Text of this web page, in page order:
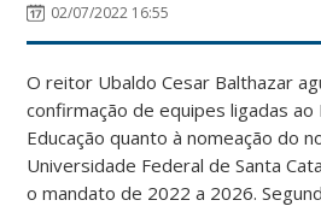
02/07/2022 16:55
O reitor Ubaldo Cesar Balthazar
confirmação de equipes ligadas ao
Educação quanto à nomeação do
Universidade Federal de Santa
o mandato de 2022 a 2026.